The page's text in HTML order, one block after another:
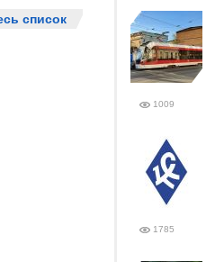
список
1009
1785